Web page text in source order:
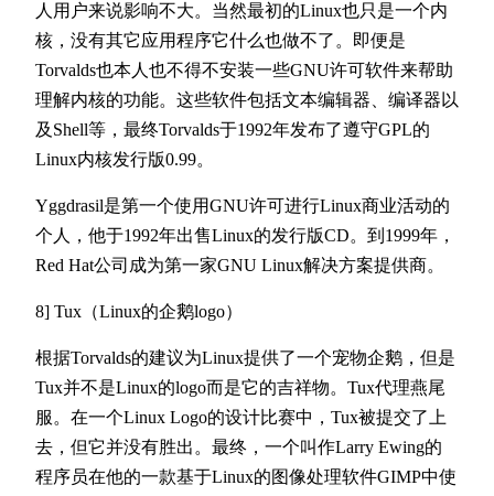
人用户来说影响不大。当然最初的Linux也只是一个内
核，没有其它应用程序它什么也做不了。即便是
Torvalds也本人也不得不安装一些GNU许可软件来帮助
理解内核的功能。这些软件包括文本编辑器、编译器以
及Shell等，最终Torvalds于1992年发布了遵守GPL的
Linux内核发行版0.99。
Yggdrasil是第一个使用GNU许可进行Linux商业活动的
个人，他于1992年出售Linux的发行版CD。到1999年，
Red Hat公司成为第一家GNU Linux解决方案提供商。
8] Tux（Linux的企鹅logo）
根据Torvalds的建议为Linux提供了一个宠物企鹅，但是
Tux并不是Linux的logo而是它的吉祥物。Tux代理燕尾
服。在一个Linux Logo的设计比赛中，Tux被提交了上
去，但它并没有胜出。最终，一个叫作Larry Ewing的
程序员在他的一款基于Linux的图像处理软件GIMP中使